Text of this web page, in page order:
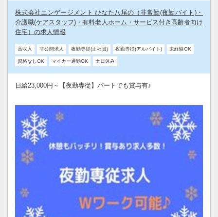
株式会社エンゲージメント ひなた八尾の（非常勤(夜勤バイト)・
介護職(ケアスタッフ)・有料老人ホーム・サービス付き高齢者向け
住宅）の求人情報
高収入 非公開求人 夜勤専従(正社員) 夜勤専従(アルバイト) 未経験OK
資格なしOK マイカー通勤OK 土日休み
日給23,000円～【夜勤専従】パートでも賞与有♪